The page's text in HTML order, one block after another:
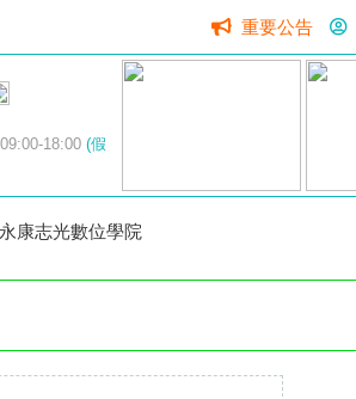
重要公告
18:00 (假
康志光數位學院